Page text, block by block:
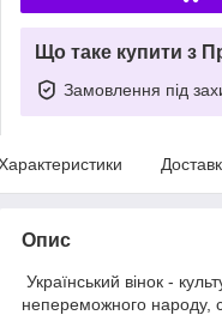
Що таке купити з
Замовлення під
Опис
Український вінок -
непереможного народу,